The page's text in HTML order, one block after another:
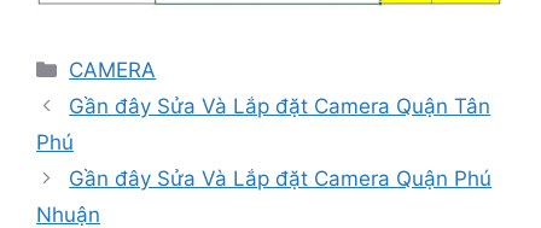
Danh
mục
CAMERA
Gần đây Sửa Và Lắp đặt Camera Quận Tân
Phú
Gần đây Sửa Và Lắp đặt Camera Quận Phú
Nhuận